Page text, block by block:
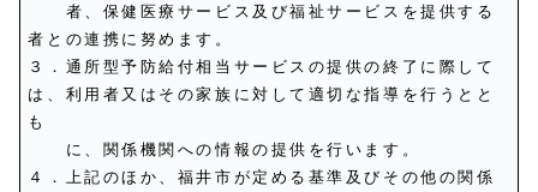
者、保健医療サービス及び福祉サービスを提供する
者との連携に努めます。
３．通所型予防給付相当サービスの提供の終了に際して
は、利用者又はその家族に対して適切な指導を行うとと
も
に、関係機関への情報の提供を行います。
４．上記のほか、福井市が定める基準及びその他の関係